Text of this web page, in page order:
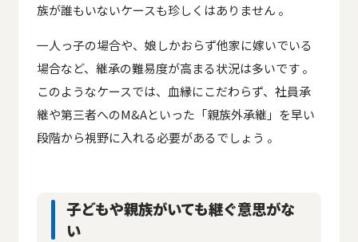
族が誰もいないケースも珍しくはありません 。
一人っ子の場合や、娘しかおらず他家に嫁いでいる
場合など、継承の難易度が高まる状況は多いです 。
このようなケースでは、血縁にこだわらず、社員承
継や第三者へのM&Aといった「親族外承継」を早い
段階から視野に入れる必要があるでしょう 。
子どもや親族がいても継ぐ意思がな
い